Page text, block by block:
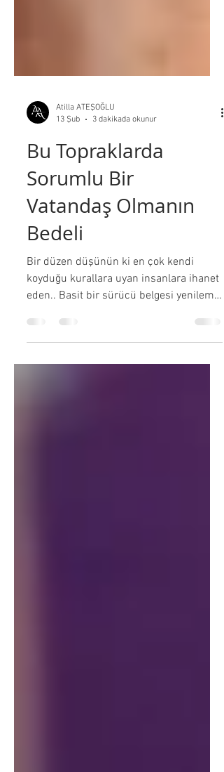
13 Şub
3 dakikada okunur
Bu Topraklarda
Sorumlu Bir
Vatandaş Olmanın
Bedeli
Bir düzen düşünün ki en çok kendi
eden.. Basit bir sürücü belgesi yenileme
süreci üzerinden ülkenin halini
özetleyen blog yazımı ne yazık ki keyifle